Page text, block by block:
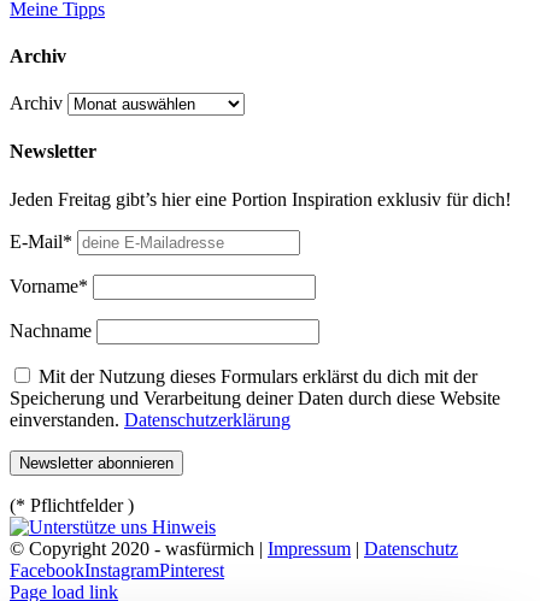
Meine Tipps
Archiv
Archiv
Newsletter
Jeden Freitag gibt’s hier eine Portion Inspiration exklusiv für dich!
E-Mail*
Vorname*
Nachname
Mit der Nutzung dieses Formulars erklärst du dich mit der
Speicherung und Verarbeitung deiner Daten durch diese Website
einverstanden. Datenschutzerklärung
(* Pflichtfelder )
© Copyright 2020 - wasfürmich | Impressum | Datenschutz
FacebookInstagramPinterest
Page load link